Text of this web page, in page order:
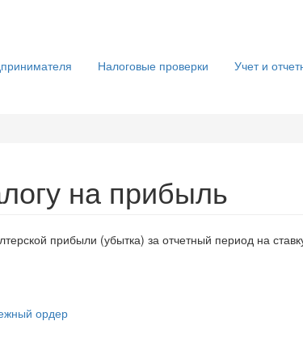
Налоговые проверки
Учет и
на прибыль
прибыли (убытка) за отчетный период на
ордер